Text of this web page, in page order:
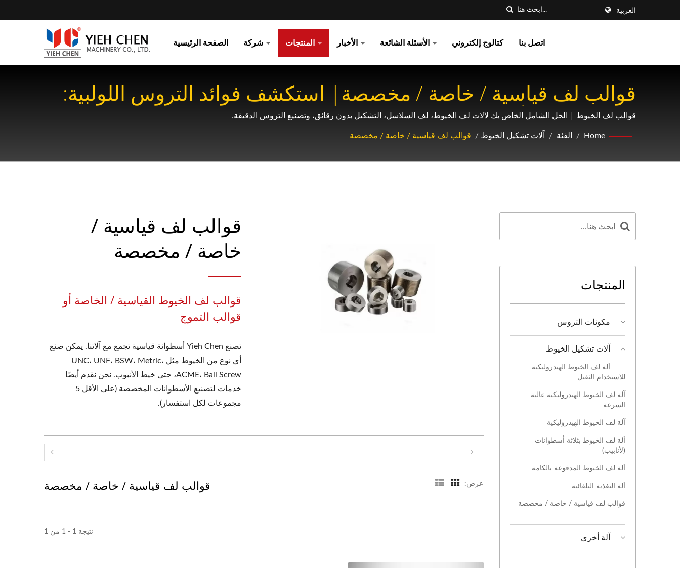
العربية
الصفحة الرئيسية كتالوج إلكتروني اتصل بنا
قوالب لف قياسية / خاصة / مخصصة| استكشف فوائد التروس اللولبية:
التشغيل الأهدأ وزيادة قدرة التحميل مع Yieh Chen
قوالب لف الخيوط | الحل الشامل الخاص بك لآلات لف الخيوط، لف السلاسل، التشكيل بدون رقائق، وتصنيع التروس الدقيقة.
Home
/ الفئة / آلات تشكيل الخيوط / قوالب لف قياسية / خاصة / مخصصة
قوالب لف قياسية /
خاصة / مخصصة
قوالب لف الخيوط القياسية / الخاصة أو
قوالب التموج
تصنع Yieh Chen أسطوانة قياسية تجمع مع آلاتنا. يمكن صنع
أي نوع من الخيوط مثل UNC، UNF، BSW، Metric،
ACME، Ball Screw، حتى خيط الأنبوب. نحن نقدم أيضًا
خدمات لتصنيع الأسطوانات المخصصة (على الأقل 5
مجموعات لكل استفسار).
قوالب لف قياسية / خاصة / مخصصة عرض:
نتيجة 1 - 1 من 1
المنتجات
مكونات التروس
آلات تشكيل الخيوط
آلة لف الخيوط الهيدروليكية
للاستخدام الثقيل
آلة لف الخيوط الهيدروليكية عالية
السرعة
آلة لف الخيوط الهيدروليكية
آلة لف الخيوط بثلاثة أسطوانات
(لأنابيب)
آلة لف الخيوط المدفوعة بالكامة
آلة التغذية التلقائية
قوالب لف قياسية / خاصة / مخصصة
آلة أخرى